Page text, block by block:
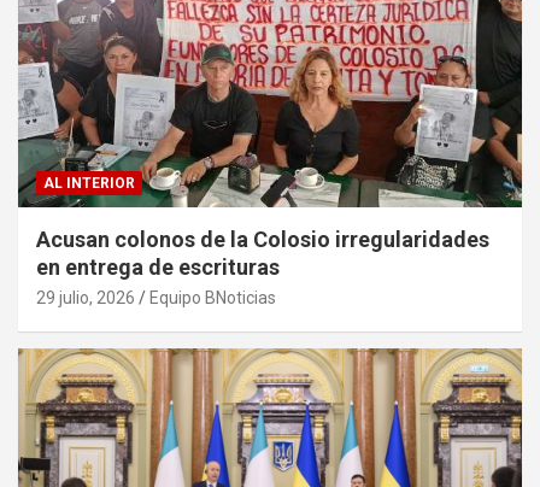
AL INTERIOR
Acusan colonos de la Colosio irregularidades
en entrega de escrituras
29 julio, 2026 Equipo BNoticias